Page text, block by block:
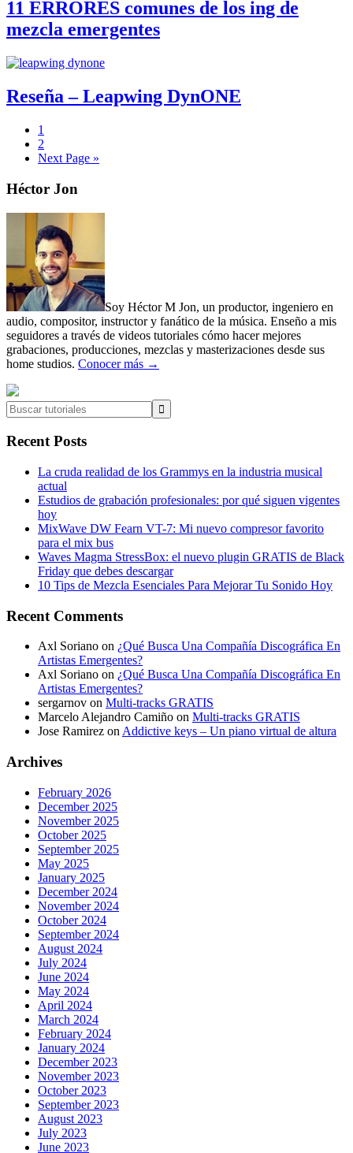
11 ERRORES comunes de los ing de
mezcla emergentes
Reseña – Leapwing DynONE
Page
1
Page
2
Go
Next Page »
Primary
Sidebar
Héctor Jon
Soy Héctor M Jon, un productor, ingeniero en
audio, compositor, instructor y fanático de la música. Enseño a mis
seguidores a través de videos tutoriales cómo hacer mejores
grabaciones, producciones, mezclas y masterizaciones desde sus
home studios. Conocer más →
Buscar
tutoriales
Recent Posts
La cruda realidad de los Grammys en la industria musical
actual
Estudios de grabación profesionales: por qué siguen vigentes
hoy
MixWave DW Fearn VT-7: Mi nuevo compresor favorito
para el mix bus
Waves Magma StressBox: el nuevo plugin GRATIS de Black
Friday que debes descargar
10 Tips de Mezcla Esenciales Para Mejorar Tu Sonido Hoy
Recent Comments
Axl Soriano on ¿Qué Busca Una Compañía Discográfica En
Artistas Emergentes?
Axl Soriano on ¿Qué Busca Una Compañía Discográfica En
Artistas Emergentes?
sergarnov on Multi-tracks GRATIS
Marcelo Alejandro Camiño on Multi-tracks GRATIS
Jose Ramirez onAddictive keys – Un piano virtual de altura
Archives
February 2026
December 2025
November 2025
October 2025
September 2025
May 2025
January 2025
December 2024
November 2024
October 2024
September 2024
August 2024
July 2024
June 2024
May 2024
April 2024
March 2024
February 2024
January 2024
December 2023
November 2023
October 2023
September 2023
August 2023
July 2023
June 2023